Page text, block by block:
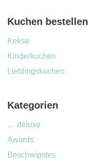
Kuchen bestellen
Kekse
Kinderkuchen
Lieblingskuchen
Kategorien
… deluxe
Awards
Beschwipstes